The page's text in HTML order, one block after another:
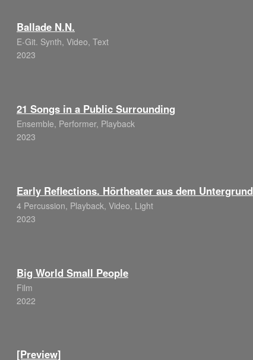
Ballade N.N.
E-Git. Synth, Video, Text
2023
21 Songs in a Public Surrounding
Ensemble, Performer, Playback
2023
Early Reflections. Hörtheater aus dem Untergrund
4 Percussion, Playback, Video, Light
2023
Big World Small People
Film
2022
[Preview]